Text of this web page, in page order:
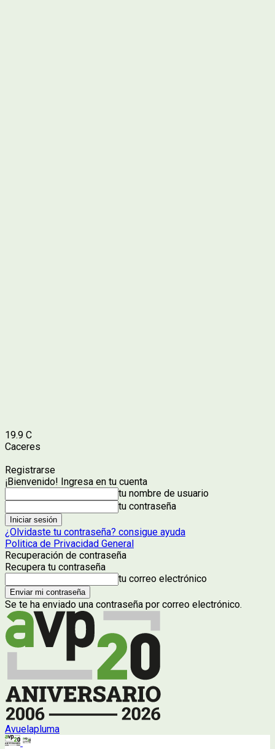
19.9 C
Caceres
Registrarse
¡Bienvenido! Ingresa en tu cuenta
tu nombre de usuario
tu contraseña
¿Olvidaste tu contraseña? consigue ayuda
Politica de Privacidad General
Recuperación de contraseña
Recupera tu contraseña
tu correo electrónico
Se te ha enviado una contraseña por correo electrónico.
Avuelapluma